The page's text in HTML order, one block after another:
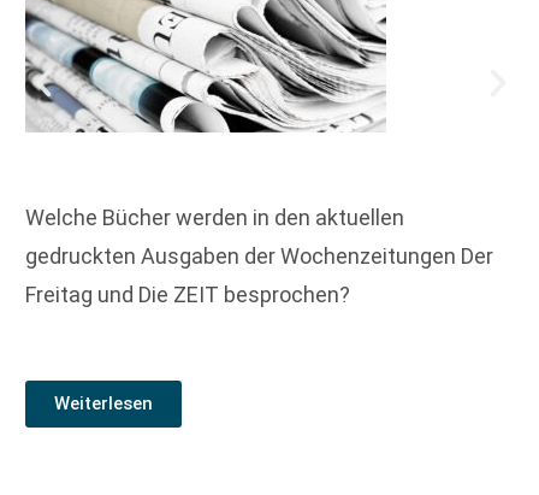
Welche Bücher werden in den aktuellen
gedruckten Ausgaben der Wochenzeitungen Der
Freitag und Die ZEIT besprochen?
Weiterlesen